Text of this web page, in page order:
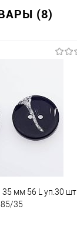
(8)
мм 56 L уп.30 шт
35